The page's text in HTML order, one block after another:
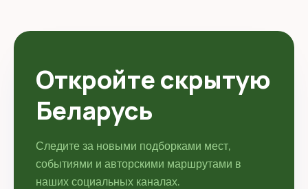
Откройте скрытую
Беларусь
Следите за новыми подборками мест,
событиями и авторскими маршрутами в
наших социальных каналах.